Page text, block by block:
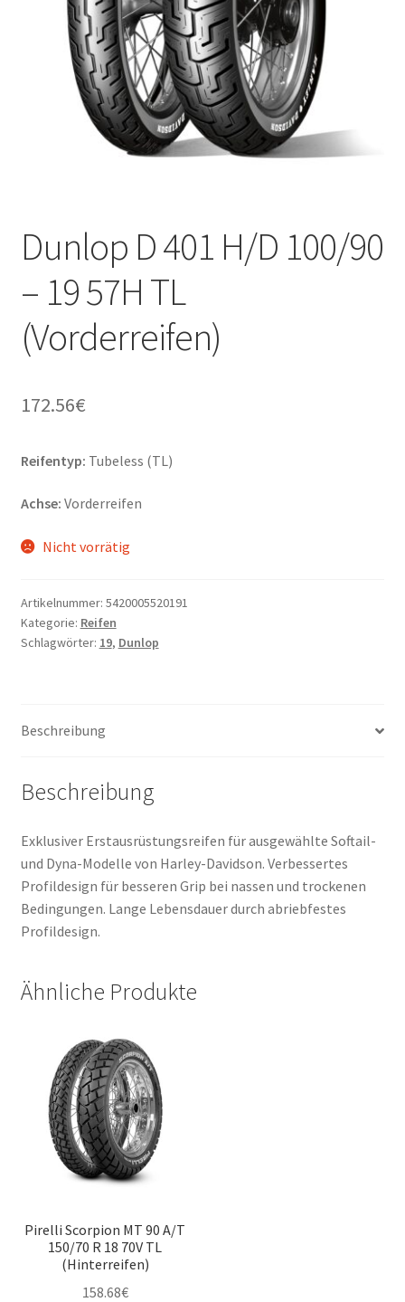
Dunlop D 401 H/D 100/90
– 19 57H TL
(Vorderreifen)
172.56€
Reifentyp: Tubeless (TL)
Achse: Vorderreifen
Nicht vorrätig
Artikelnummer: 5420005520191
Kategorie: Reifen
Schlagwörter: 19, Dunlop
Beschreibung
Beschreibung
Exklusiver Erstausrüstungsreifen für ausgewählte Softail-
und Dyna-Modelle von Harley-Davidson. Verbessertes
Profildesign für besseren Grip bei nassen und trockenen
Bedingungen. Lange Lebensdauer durch abriebfestes
Profildesign.
Ähnliche Produkte
Pirelli Scorpion MT 90 A/T
150/70 R 18 70V TL
(Hinterreifen)
158.68€